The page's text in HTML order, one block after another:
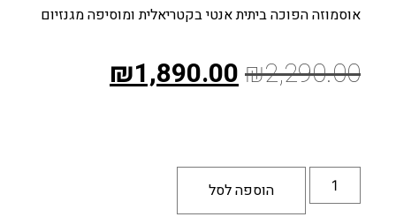
אוסמוזה הפוכה ביתית אנטי בקטריאלית ומוסיפה מגנזיום
₪2,290.00
₪1,890.00
הוספה לסל